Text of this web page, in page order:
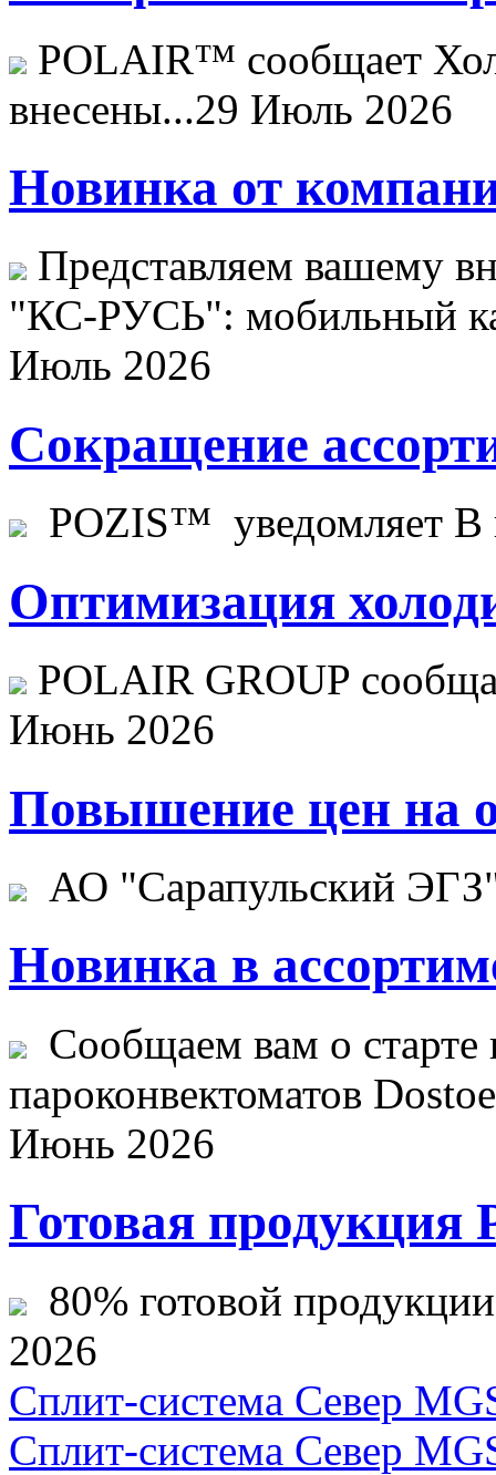
POLAIR™ сообщает
внесены...29 Июль 2026
Новинка от
Представляем вашему
"КС-РУСЬ": мобильный
Июль 2026
Сокращение
POZIS™ уведомляет В
Оптимизация
POLAIR GROUP
Июнь 2026
Повышение цен на
АО "Сарапульский
Новинка в
Сообщаем вам о старте
пароконвектоматов
Июнь 2026
Готовая продукция
80% готовой
2026
Сплит-система Cевер
Сплит-система Cевер